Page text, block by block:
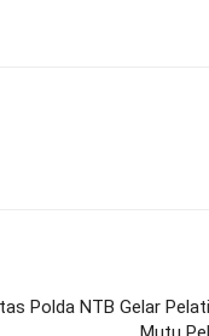
Polda NTB Gelar